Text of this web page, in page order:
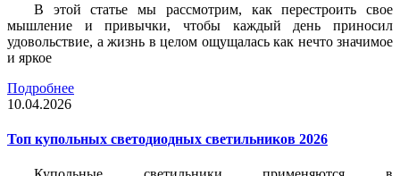
В этой статье мы рассмотрим, как перестроить свое
мышление и привычки, чтобы каждый день приносил
удовольствие, а жизнь в целом ощущалась как нечто значимое
и яркое
Подробнее
10.04.2026
Топ купольных светодиодных светильников 2026